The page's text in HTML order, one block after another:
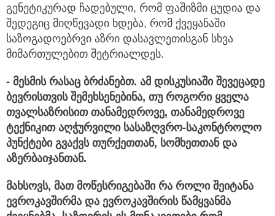
გენეტიკურად ჩადებული, რომ ფაშიზმი ცუდია და
შედეგიც მიღწევადი ხდება, რომ ქვეყანაში
საზოგადოებრვი აზრი დასავლეთისგან სხვა
მიმართულებით შეტრიალდეს.
- მესმის რასაც ბრძანებთ. ამ დისკუსიაში შევეცადე
ბევრისთვის შემეხსენებინა, თუ როგორი ყველა
თვალსაზრისით თანამედროვე, თანამედროვე
ტექნიკით აღჭურვილი სასაზღვრო-საკონტროლო
პუნქტები გვაქვს თურქეთთან, სომხეთთან და
აზერბაიჯანთან.
მახსოვს, მათ მოწესრიგებაში რა როლი შეიტანა
ევროკავშირმა და ევროკავშირის წამყვანმა